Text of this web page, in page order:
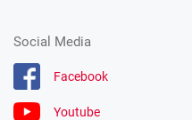
Social Media
Facebook
Youtube